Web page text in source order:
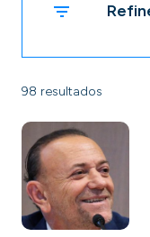
98 resultados